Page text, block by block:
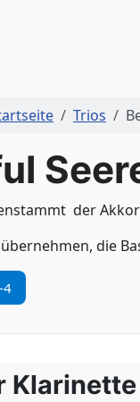
Trios
der
die
Glöckchen-4
4
Klarinette